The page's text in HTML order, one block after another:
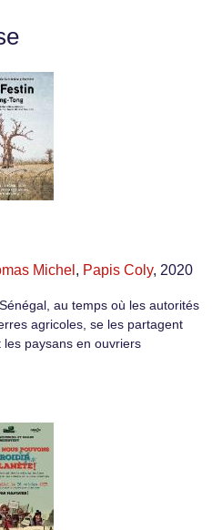
Michel , Papis Coly, 2020
au temps où les autorités
agricoles, se les partagent
paysans en ouvriers